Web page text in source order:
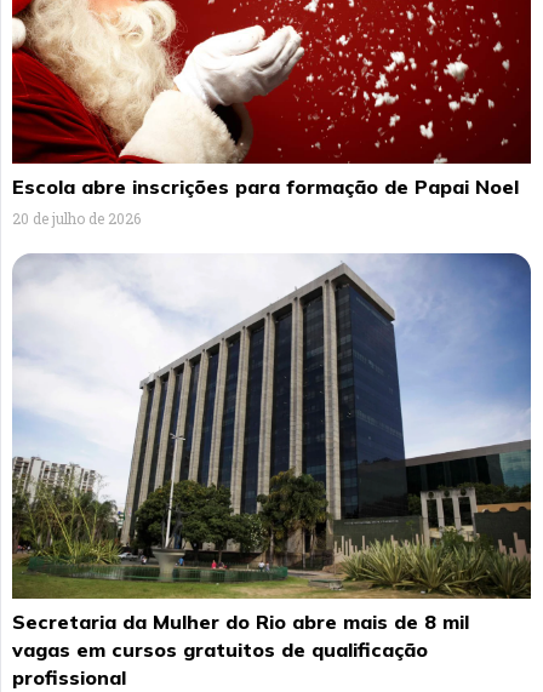
Escola abre inscrições para formação de Papai Noel
20 de julho de 2026
Secretaria da Mulher do Rio abre mais de 8 mil
vagas em cursos gratuitos de qualificação
profissional